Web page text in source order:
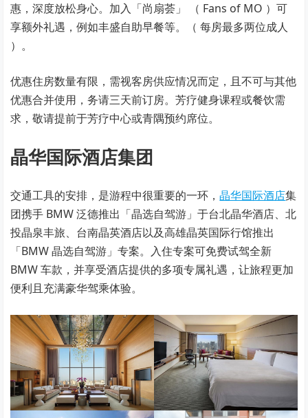
惠，深度放松身心。加入「尚扇荟」 （ Fans of MO ）可
享额外礼遇，例如丰盛自助早餐等。（ 每房最多两位成人
）。
优惠住房数量有限，需视客房供应情况而定，且不可与其他
优惠合并使用，务请三天前订房。芳疗健身课程或餐饮需
求，敬请提前于芳疗中心或青隅预约席位。
晶华国际酒店集团
交通工具的安排，是游程中很重要的一环，晶华国际酒店集
团携手 BMW 泛德推出「晶选自驾游」于台北晶华酒店、北
投晶泉丰旅、台南晶英酒店以及高雄晶英国际行馆推出
「BMW 晶选自驾游」专案。入住专案可免费试驾全新
BMW 车款，并享受酒店提供的多项专属礼遇，让旅程更加
便利且充满豪华驾乘体验。